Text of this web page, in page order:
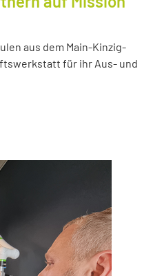
aus dem Main-Kinzig-
für ihr Aus- und